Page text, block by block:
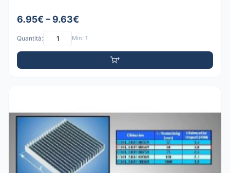
6.95€ – 9.63€
Quantità: Min: 1